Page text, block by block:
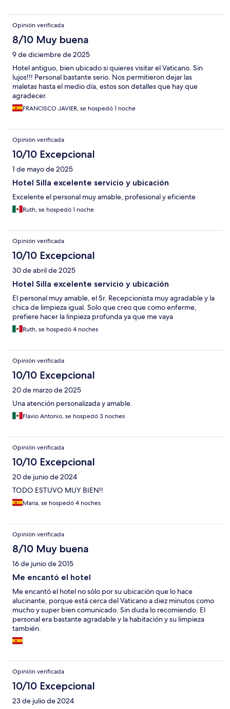
Opinión verificada
8/10 Muy buena
9 de diciembre de 2025
Hotel antiguo, bien ubicado si quieres visitar el Vaticano. Sin
lujos!!! Personal bastante serio. Nos permitieron dejar las
maletas hasta el medio día, estos son detalles que hay que
agradecer.
FRANCISCO JAVIER, se hospedó 1 noche
Opinión verificada
10/10 Excepcional
1 de mayo de 2025
Hotel Silla excelente servicio y ubicación
Excelente el personal muy amable, profesional y eficiente
Ruth, se hospedó 1 noche
Opinión verificada
10/10 Excepcional
30 de abril de 2025
Hotel Silla excelente servicio y ubicación
El personal muy amable, el Sr. Recepcionista muy agradable y la
chica de limpieza igual. Solo que creo que como enferme,
prefiere hacer la linpieza profunda ya que me vaya
Ruth, se hospedó 4 noches
Opinión verificada
10/10 Excepcional
20 de marzo de 2025
Una atención personalizada y amable.
Flavio Antonio, se hospedó 3 noches
Opinión verificada
10/10 Excepcional
20 de junio de 2024
TODO ESTUVO MUY BIEN!!
Maria, se hospedó 4 noches
Opinión verificada
8/10 Muy buena
16 de junio de 2015
Me encantó el hotel
Me encantó el hotel no sólo por su ubicación que lo hace
alucinante, porque está cerca del Vaticano a diez minutos como
mucho y super bien comunicado. Sin duda lo recomiendo. El
personal era bastante agradable y la habitación y su limpieza
también.
Opinión verificada
10/10 Excepcional
23 de julio de 2024